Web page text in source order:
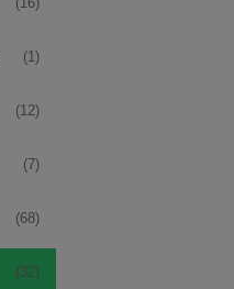
(16)
(1)
(12)
(7)
(68)
(32)